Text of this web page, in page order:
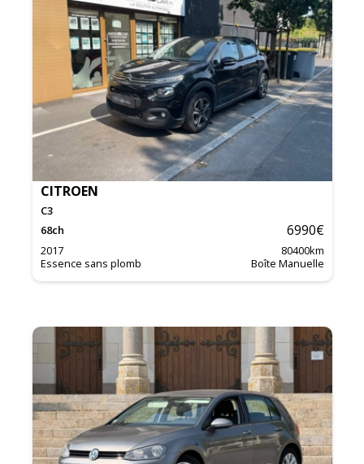
CITROEN
C3
68ch 6990€
2017 80400km
Essence sans plomb
Boîte Manuelle